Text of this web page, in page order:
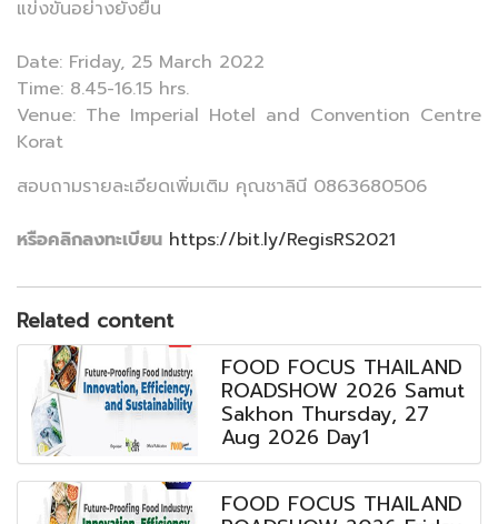
แข่งขันอย่างยั่งยืน
Date: Friday, 25 March 2022
Time: 8.45-16.15 hrs.
Venue: The Imperial Hotel and Convention Centre
Korat
สอบถามรายละเอียดเพิ่มเติม คุณชาลินี 0863680506
หรือคลิกลงทะเบียน https://bit.ly/RegisRS2021
Related content
FOOD FOCUS THAILAND
ROADSHOW 2026 Samut
Sakhon Thursday, 27
Aug 2026 Day1
FOOD FOCUS THAILAND